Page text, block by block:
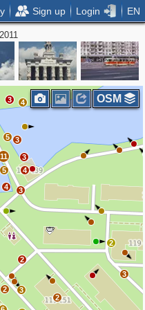
Sign up Login EN
2
3
2
2
3
4
3
5
4
11
5 3
2
3
4
3 OSM